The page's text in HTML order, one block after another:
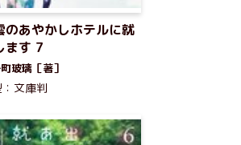
のあやかしホテルに就
ます 7
玻璃［著］
文庫判